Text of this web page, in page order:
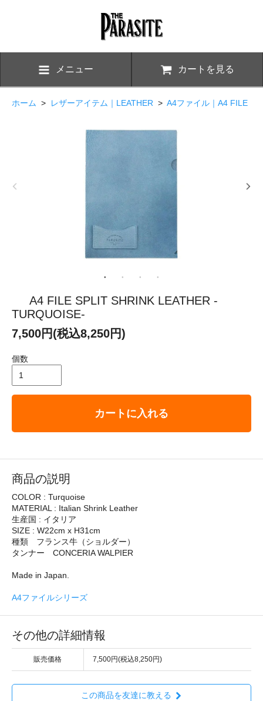
メニュー カートを見る
ホーム > レザーアイテム｜LEATHER > A4ファイル｜A4 FILE
A4 FILE SPLIT SHRINK LEATHER -
TURQUOISE-
7,500円(税込8,250円)
個数
カートに入れる
商品の説明
COLOR : Turquoise
MATERIAL : Italian Shrink Leather
生産国 : イタリア
SIZE : W22cm x H31cm
種類 フランス牛（ショルダー）
タンナー CONCERIA WALPIER
Made in Japan.
A4ファイルシリーズ
その他の詳細情報
販売価格 7,500円(税込8,250円)
この商品を友達に教える